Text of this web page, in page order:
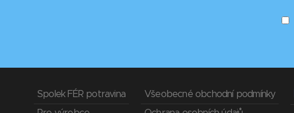
Spolek FÉR potravina
Všeobecné obchodní podmínky